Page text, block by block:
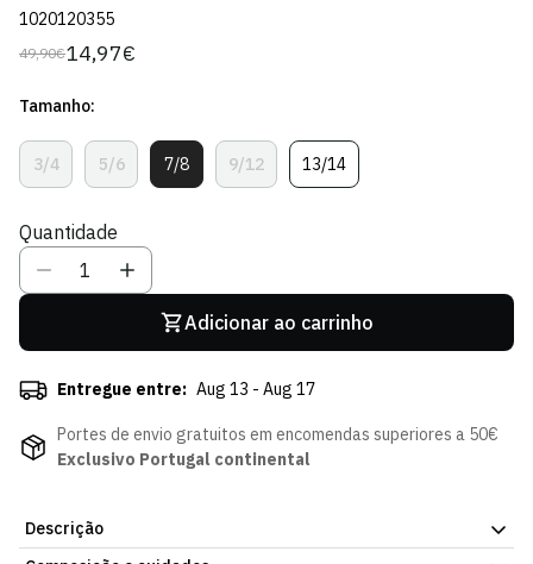
1020120355
Preço
49,90€
Preço
venda
14,97€
Tamanho:
3/4
Variante
Esgotada
Indisponível
5/6
Variante
Esgotada
Indisponível
7/8Variante
Esgotada
9/12Variante
Esgotada
13/14Variante
Esgotada
Quantidade
Adicionar ao carrinho
Entregue entre: Aug 13 - Aug 17
Portes de envio gratuitos em encomendas superiores a 50€
Exclusivo Portugal continental
Descrição